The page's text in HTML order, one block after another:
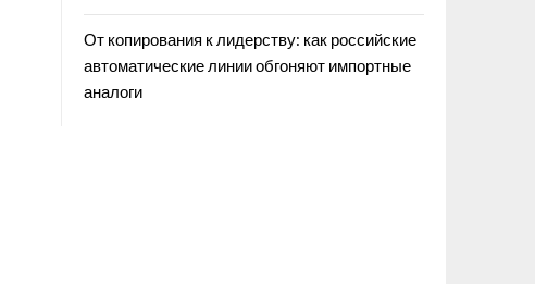
От копирования к лидерству: как российские
автоматические линии обгоняют импортные
аналоги